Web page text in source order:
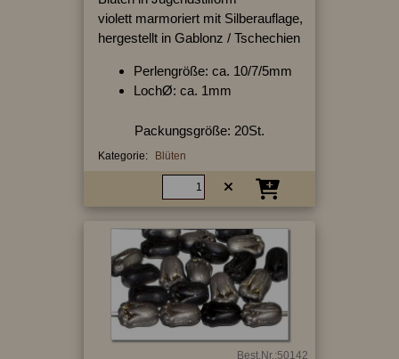
violett marmoriert mit Silberauflage,
hergestellt in Gablonz / Tschechien
Perlengröße: ca. 10/7/5mm
LochØ: ca. 1mm
Packungsgröße: 20St.
Kategorie: Blüten
Best.Nr.:50142